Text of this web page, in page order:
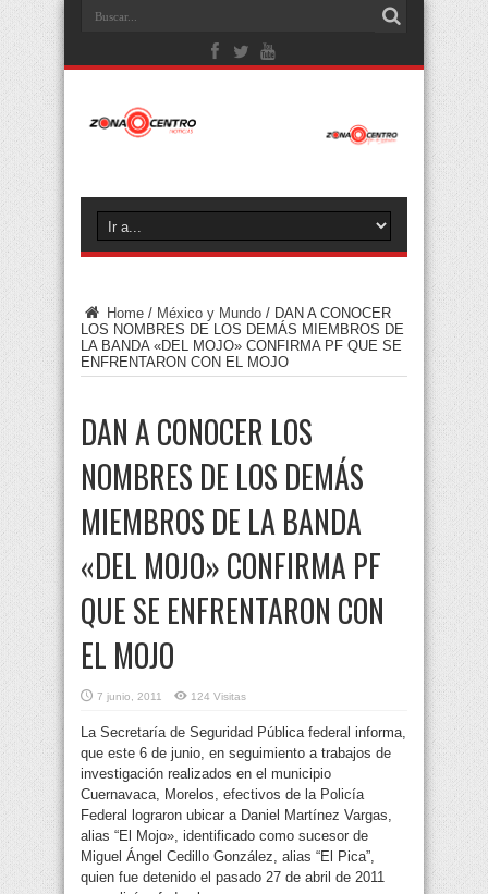
Home / México y Mundo / DAN A CONOCER
LOS NOMBRES DE LOS DEMÁS MIEMBROS DE
LA BANDA «DEL MOJO» CONFIRMA PF QUE SE
ENFRENTARON CON EL MOJO
DAN A CONOCER LOS
NOMBRES DE LOS DEMÁS
MIEMBROS DE LA BANDA
«DEL MOJO» CONFIRMA PF
QUE SE ENFRENTARON CON
EL MOJO
7 junio, 2011 124 Visitas
La Secretaría de Seguridad Pública federal informa,
que este 6 de junio, en seguimiento a trabajos de
investigación realizados en el municipio
Cuernavaca, Morelos, efectivos de la Policía
Federal lograron ubicar a Daniel Martínez Vargas,
alias “El Mojo», identificado como sucesor de
Miguel Ángel Cedillo González, alias “El Pica”,
quien fue detenido el pasado 27 de abril de 2011